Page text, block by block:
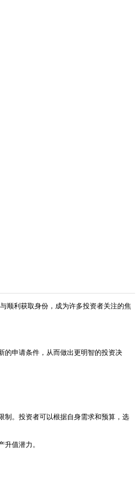
顺利获取身份，成为许多投资者关注的焦
申请条件，从而做出更明智的投资决
。投资者可以根据自身需求和预算，选
值潜力。